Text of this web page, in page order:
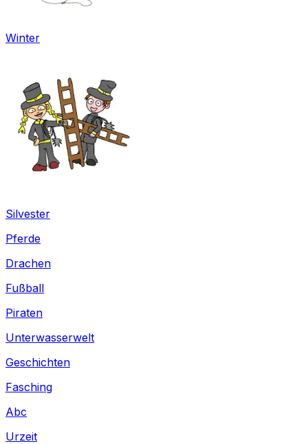
Winter
Silvester
Pferde
Drachen
Fußball
Piraten
Unterwasserwelt
Geschichten
Fasching
Abc
Urzeit